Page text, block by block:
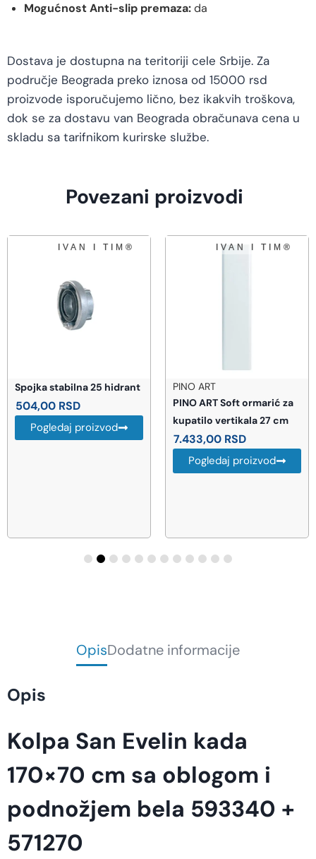
Mogućnost Anti-slip premaza:da
Dostava je dostupna na teritoriji cele Srbije. Za
područje Beograda preko iznosa od 15000 rsd
proizvode isporučujemo lično, bez ikakvih troškova,
dok se za dostavu van Beograda obračunava cena u
skladu sa tarifnikom kurirske službe.
Povezani proizvodi
Spojka stabilna 25 hidrant
504,00 RSD
Pogledaj proizvod
PINO ART
PINO ART Soft ormarić za
kupatilo vertikala 27 cm
7.433,00 RSD
Pogledaj proizvod
OpisDodatne informacije
Opis
Kolpa San Evelin kada
170×70 cm sa oblogom i
podnožjem bela 593340 +
571270